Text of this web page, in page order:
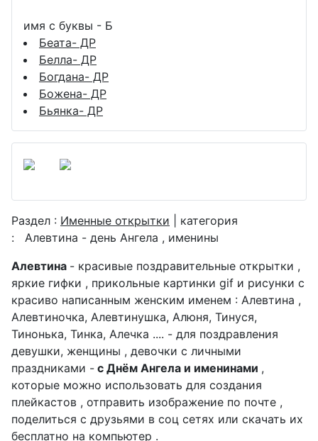
имя с буквы - Б
Беата- ДР
Белла- ДР
Богдана- ДР
Божена- ДР
Бьянка- ДР
Раздел : Именные открытки | категория
: Алевтина - день Ангела , именины
Алевтина - красивые поздравительные открытки ,
яркие гифки , прикольные картинки gif и рисунки с
красиво написанным женским именем : Алевтина ,
Алевтиночка, Алевтинушка, Алюня, Тинуся,
Тинонька, Тинка, Алечка .... - для поздравления
девушки, женщины , девочки с личными
праздниками - с Днём Ангела и именинами ,
которые можно использовать для создания
плейкастов , отправить изображение по почте ,
поделиться с друзьями в соц сетях или скачать их
бесплатно на компьютер .